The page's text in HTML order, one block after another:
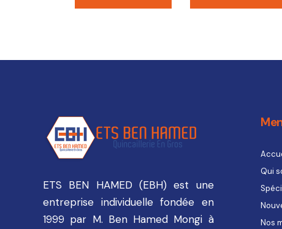
ETS BEN HAMED (EBH) est une
entreprise individuelle fondée en
1999 par M. Ben Hamed Mongi à
Qui
Nos